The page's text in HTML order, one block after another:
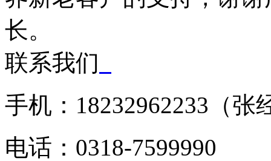
长。
联系我们
手机：18232962233（张
电话：0318-7599990